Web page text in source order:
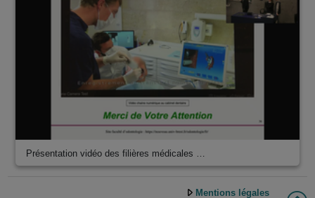
Présentation vidéo des filières médicales …
Mentions légales